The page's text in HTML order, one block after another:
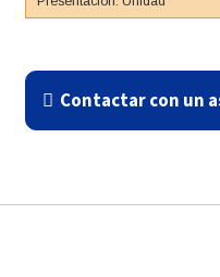
Contactar con un